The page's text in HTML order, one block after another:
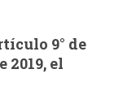
9° de
2019, el